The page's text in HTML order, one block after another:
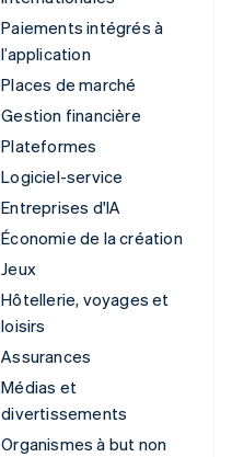
Paiements intégrés à
l’application
Places de marché
Gestion financière
Plateformes
Logiciel-service
Entreprises d'IA
Économie de la création
Jeux
Hôtellerie, voyages et
loisirs
Assurances
Médias et
divertissements
Organismes à but non